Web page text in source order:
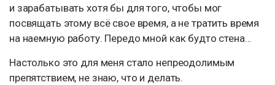
и зарабатывать хотя бы для того, чтобы мог
посвящать этому всё свое время, а не тратить время
на наемную работу. Передо мной как будто стена...
Настолько это для меня стало непреодолимым
препятствием, не знаю, что и делать.